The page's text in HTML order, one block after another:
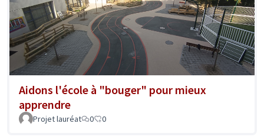
Aidons l'école à "bouger" pour mieux
apprendre
Projet lauréat 0 0